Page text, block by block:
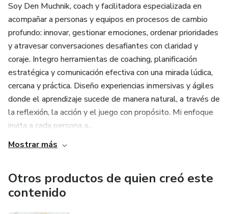
Perfecto para coaches, líderes, docentes, psicólogos,
consultores y cualquier persona que acompañe procesos
humanos.
Llevate este toolbox y ampliá tu repertorio profesional
con herramientas claras, efectivas y probadas. Tu próxima
gran sesión empieza acá. 💛📘
Soy Den Muchnik, coach y facilitadora especializada en
acompañar a personas y equipos en procesos de cambio
profundo: innovar, gestionar emociones, ordenar prioridades
y atravesar conversaciones desafiantes con claridad y
coraje. Integro herramientas de coaching, planificación
estratégica y comunicación efectiva con una mirada lúdica,
cercana y práctica. Diseño experiencias inmersivas y ágiles
donde el aprendizaje sucede de manera natural, a través de
la reflexión, la acción y el juego con propósito. Mi enfoque
invita a cada persona a...
Mostrar más
Otros productos de quien creó este
contenido